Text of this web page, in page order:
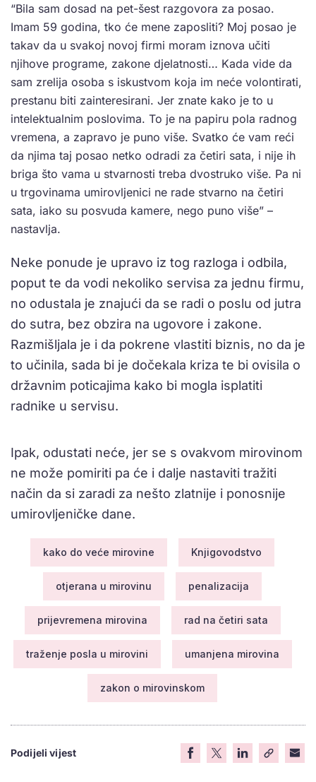
“Bila sam dosad na pet-šest razgovora za posao.
Imam 59 godina, tko će mene zaposliti? Moj posao je
takav da u svakoj novoj firmi moram iznova učiti
njihove programe, zakone djelatnosti… Kada vide da
sam zrelija osoba s iskustvom koja im neće volontirati,
prestanu biti zainteresirani. Jer znate kako je to u
intelektualnim poslovima. To je na papiru pola radnog
vremena, a zapravo je puno više. Svatko će vam reći
da njima taj posao netko odradi za četiri sata, i nije ih
briga što vama u stvarnosti treba dvostruko više. Pa ni
u trgovinama umirovljenici ne rade stvarno na četiri
sata, iako su posvuda kamere, nego puno više” –
nastavlja.
Neke ponude je upravo iz tog razloga i odbila,
poput te da vodi nekoliko servisa za jednu firmu,
no odustala je znajući da se radi o poslu od jutra
do sutra, bez obzira na ugovore i zakone.
Razmišljala je i da pokrene vlastiti biznis, no da je
to učinila, sada bi je dočekala kriza te bi ovisila o
državnim poticajima kako bi mogla isplatiti
radnike u servisu.
Ipak, odustati neće, jer se s ovakvom mirovinom
ne može pomiriti pa će i dalje nastaviti tražiti
način da si zaradi za nešto zlatnije i ponosnije
umirovljeničke dane.
kako do veće mirovine Knjigovodstvo
otjerana u mirovinu penalizacija
prijevremena mirovina rad na četiri sata
traženje posla u mirovini umanjena mirovina
zakon o mirovinskom
Podijeli vijest